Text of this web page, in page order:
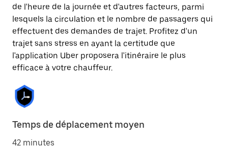
de l'heure de la journée et d'autres facteurs, parmi
lesquels la circulation et le nombre de passagers qui
effectuent des demandes de trajet. Profitez d'un
trajet sans stress en ayant la certitude que
l'application Uber proposera l'itinéraire le plus
efficace à votre chauffeur.
Temps de déplacement moyen
42 minutes